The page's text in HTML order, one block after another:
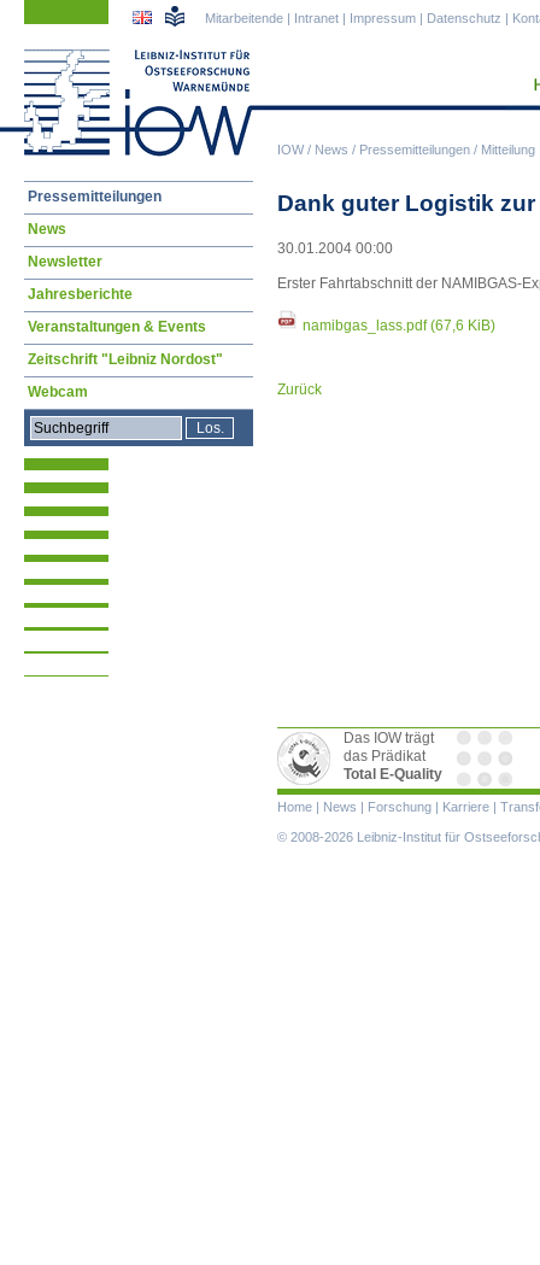
IOW/ News / Pressemitteilungen / Mitteilung
Mitarbeitende | Intranet | Impressum | Datenschutz |
Dank guter Logistik
30.01.2004 00:00
Erster Fahrtabschnitt der NAMIBGAS-
namibgas_lass.pdf(67,6 KiB)
Zurück
Navigation
Pressemitteilungen
News
Newsletter
Jahresberichte
Veranstaltungen & Events
Zeitschrift "Leibniz Nordost"
Webcam
Das IOW trägt
das Prädikat
Total E-Quality
Navigation
überspringen
Home | News | Forschung | Karriere |
© 2008-2026 Leibniz-Institut für